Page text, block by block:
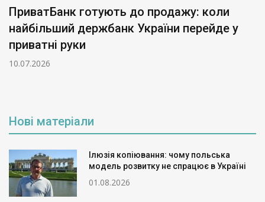
ПриватБанк готують до продажу: коли
найбільший держбанк України перейде у
приватні руки
10.07.2026
Нові матеріали
Ілюзія копіювання: чому польська
модель розвитку не спрацює в Україні
01.08.2026